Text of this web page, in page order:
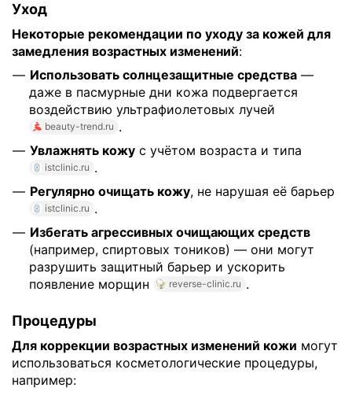
Уход
Некоторые рекомендации по уходу за кожей для
замедления возрастных изменений:
Использовать солнцезащитные средства —
даже в пасмурные дни кожа подвергается
воздействию ультрафиолетовых лучей
beauty-trend.ru .
Увлажнять кожу с учётом возраста и типа
istclinic.ru .
Регулярно очищать кожу, не нарушая её барьер
istclinic.ru .
Избегать агрессивных очищающих средств
(например, спиртовых тоников) — они могут
разрушить защитный барьер и ускорить
появление морщин
reverse-clinic.ru .
Процедуры
Для коррекции возрастных изменений кожи могут
использоваться косметологические процедуры,
например: